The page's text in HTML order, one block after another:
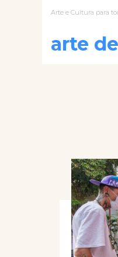
Arte e Cultura para
arte